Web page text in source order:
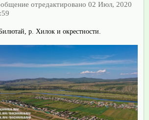
отредактировано 02 Июл, 2020
р. Хилок и окрестности.